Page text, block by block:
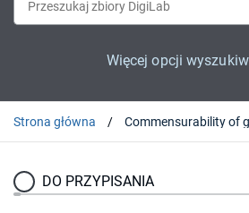
Więcej opcji
Strona główna Commensurability of
DO PRZYPISANIA